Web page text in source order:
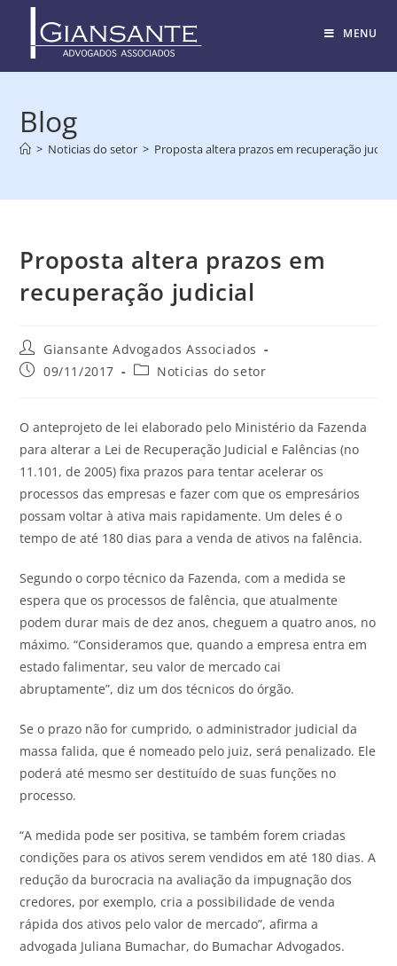
MENU
Blog
> Noticias do setor > Proposta altera prazos em recuperação
Proposta altera prazos em
recuperação judicial
Giansante Advogados Associados
09/11/2017
Noticias do setor
O anteprojeto de lei elaborado pelo Ministério da Fazenda
para alterar a Lei de Recuperação Judicial e Falências (no
11.101, de 2005) fixa prazos para tentar acelerar os
processos das empresas e fazer com que os empresários
possam voltar à ativa mais rapidamente. Um deles é o
tempo de até 180 dias para a venda de ativos na falência.
Segundo o corpo técnico da Fazenda, com a medida se
espera que os processos de falência, que atualmente
podem durar mais de dez anos, cheguem a quatro anos, no
máximo. “Consideramos que, quando a empresa entra em
estado falimentar, seu valor de mercado cai
abruptamente”, diz um dos técnicos do órgão.
Se o prazo não for cumprido, o administrador judicial da
massa falida, que é nomeado pelo juiz, será penalizado. Ele
poderá até mesmo ser destituído de suas funções no
processo.
“A medida pode ser positiva, se também forem criadas
condições para os ativos serem vendidos em até 180 dias. A
redução da burocracia na avaliação da impugnação dos
credores, por exemplo, cria a possibilidade de venda
rápida dos ativos pelo valor de mercado”, afirma a
advogada Juliana Bumachar, do Bumachar Advogados.